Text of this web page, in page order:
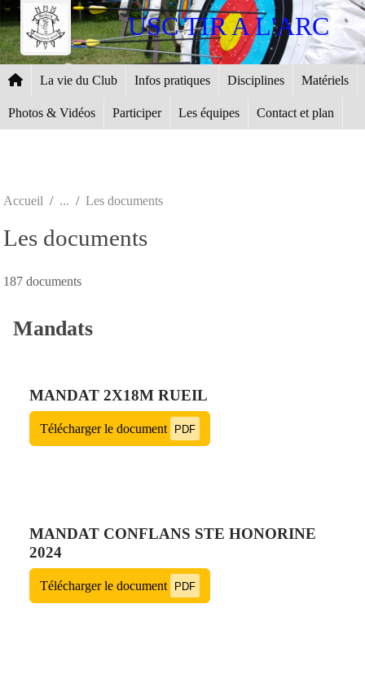
USC TIR A L'ARC
La vie du Club Infos pratiques Disciplines Matériels
Photos & Vidéos Participer Les équipes Contact et plan
Accueil Les documents
Les documents
187 documents
Mandats
MANDAT 2X18M RUEIL
Télécharger le document PDF
MANDAT CONFLANS STE HONORINE
2024
Télécharger le document PDF
Panneau de gestion des cookies